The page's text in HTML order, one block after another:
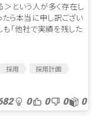
という人が多く存在し
たら本当に申し訳ござい
「他社で実績を残した
採用
採用計画
面談
0 0 0 0